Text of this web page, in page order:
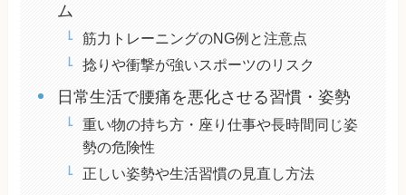
ム
筋力トレーニングのNG例と注意点
捻りや衝撃が強いスポーツのリスク
日常生活で腰痛を悪化させる習慣・姿勢
重い物の持ち方・座り仕事や長時間同じ姿
勢の危険性
正しい姿勢や生活習慣の見直し方法